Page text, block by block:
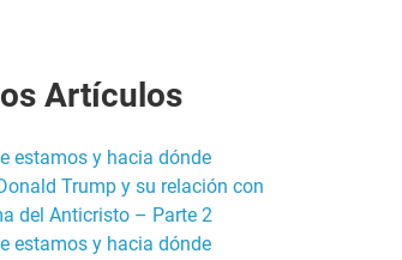
Artículos
estamos y hacia dónde
Trump y su relación con
del Anticristo – Parte 2
estamos y hacia dónde